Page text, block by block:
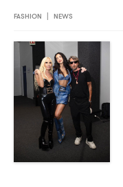
FASHION NEWS